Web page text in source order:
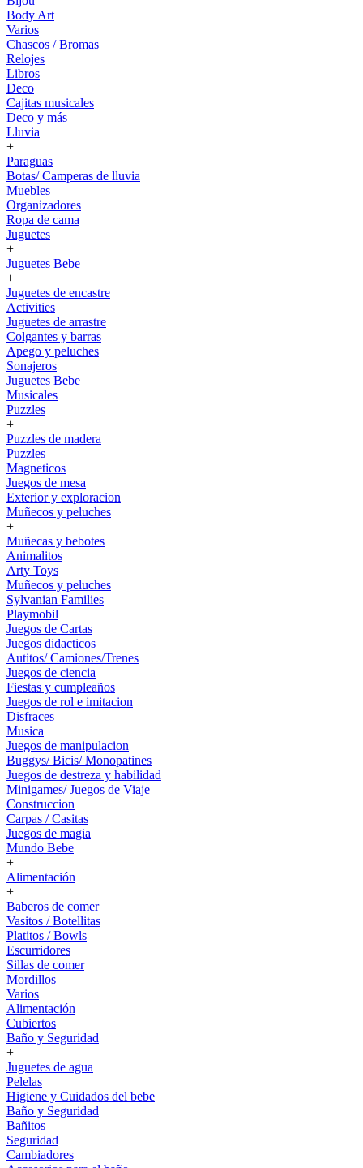
Body Art
Varios
Chascos / Bromas
Relojes
Libros
Deco
Cajitas musicales
Deco y más
Lluvia
+
Paraguas
Botas/ Camperas de lluvia
Muebles
Organizadores
Ropa de cama
Juguetes
+
Juguetes Bebe
+
Juguetes de encastre
Activities
Juguetes de arrastre
Colgantes y barras
Apego y peluches
Sonajeros
Juguetes Bebe
Musicales
Puzzles
+
Puzzles de madera
Puzzles
Magneticos
Juegos de mesa
Exterior y exploracion
Muñecos y peluches
+
Muñecas y bebotes
Animalitos
Arty Toys
Muñecos y peluches
Sylvanian Families
Playmobil
Juegos de Cartas
Juegos didacticos
Autitos/ Camiones/Trenes
Juegos de ciencia
Fiestas y cumpleaños
Juegos de rol e imitacion
Disfraces
Musica
Juegos de manipulacion
Buggys/ Bicis/ Monopatines
Juegos de destreza y habilidad
Minigames/ Juegos de Viaje
Construccion
Carpas / Casitas
Juegos de magia
Mundo Bebe
+
Alimentación
+
Baberos de comer
Vasitos / Botellitas
Platitos / Bowls
Escurridores
Sillas de comer
Mordillos
Varios
Alimentación
Cubiertos
Baño y Seguridad
+
Juguetes de agua
Pelelas
Higiene y Cuidados del bebe
Baño y Seguridad
Bañitos
Seguridad
Cambiadores